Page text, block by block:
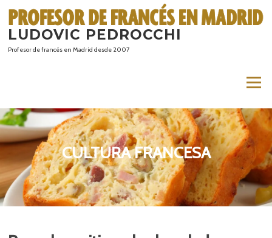
contenido
LUDOVIC PEDROCCHI
Profesor de francés en Madrid desde 2007
Menú
CULTURA FRANCESA